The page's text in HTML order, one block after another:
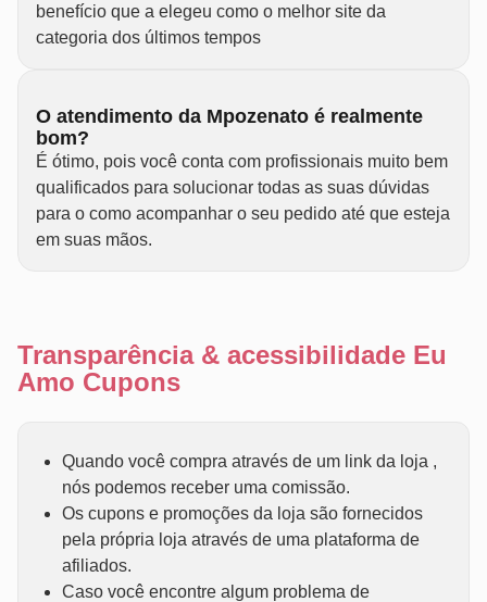
benefício que a elegeu como o melhor site da
categoria dos últimos tempos
O atendimento da Mpozenato é realmente
bom?
É ótimo, pois você conta com profissionais muito bem
qualificados para solucionar todas as suas dúvidas
para o como acompanhar o seu pedido até que esteja
em suas mãos.
Transparência & acessibilidade Eu
Amo Cupons
Quando você compra através de um link da loja ,
nós podemos receber uma comissão.
Os cupons e promoções da loja são fornecidos
pela própria loja através de uma plataforma de
afiliados.
Caso você encontre algum problema de